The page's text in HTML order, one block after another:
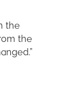
the
the